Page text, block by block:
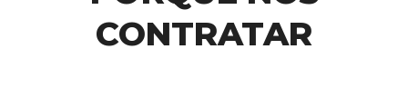
CONTRATAR